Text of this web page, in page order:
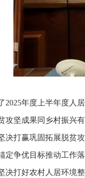
年度上半年度人居
攻坚成果同乡村振兴
打赢巩固拓展脱贫攻
定争优目标推动工作
打好农村人居环境整